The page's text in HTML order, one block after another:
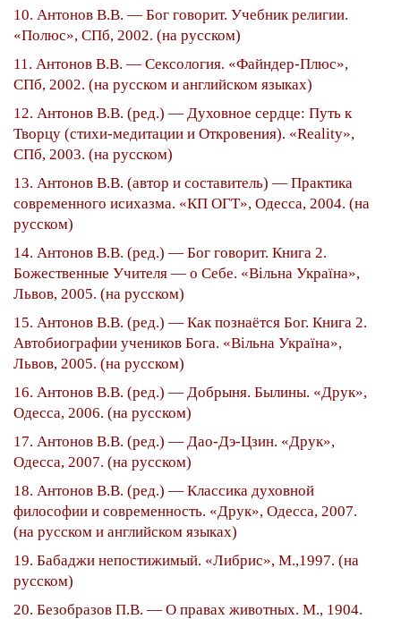
10. Антонов В.В. — Бог говорит. Учебник религии.
«Полюс», СПб, 2002. (на русском)
11. Антонов В.В. — Сексология. «Файндер-Плюс»,
СПб, 2002. (на русском и английском языках)
12. Антонов В.В. (ред.) — Духовное сердце: Путь к
Творцу (стихи-медитации и Откровения). «Reality»,
СПб, 2003. (на русском)
13. Антонов В.В. (автор и составитель) — Практика
современного исихазма. «КП ОГТ», Одесса, 2004. (на
русском)
14. Антонов В.В. (ред.) — Бог говорит. Книга 2.
Божественные Учителя — о Себе. «Вiльна Україна»,
Львов, 2005. (на русском)
15. Антонов В.В. (ред.) — Как познаётся Бог. Книга 2.
Автобиографии учеников Бога. «Вiльна Україна»,
Львов, 2005. (на русском)
16. Антонов В.В. (ред.) — Добрыня. Былины. «Друк»,
Одесса, 2006. (на русском)
17. Антонов В.В. (ред.) — Дао-Дэ-Цзин. «Друк»,
Одесса, 2007. (на русском)
18. Антонов В.В. (ред.) — Классика духовной
философии и современность. «Друк», Одесса, 2007.
(на русском и английском языках)
19. Бабаджи непостижимый. «Либрис», М.,1997. (на
русском)
20. Безобразов П.В. — О правах животных. М., 1904.